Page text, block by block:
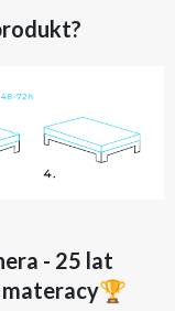
- 25 lat
materacy🏆